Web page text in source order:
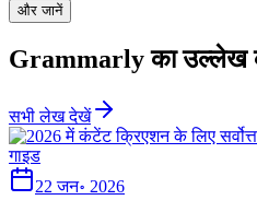
और जानें
Grammarly का उल्लेख
सभी लेख देखें
गाइड
22 जन॰ 2026